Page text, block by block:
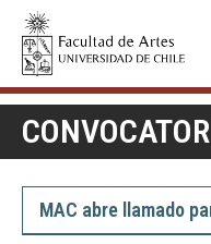
MAC abre llamado